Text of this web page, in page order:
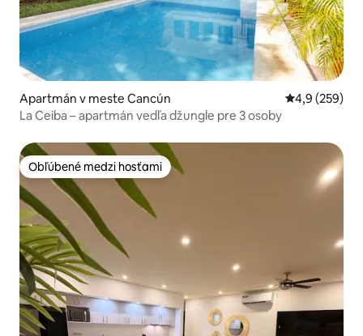
Apartmán v meste Cancún Priemerné
4,9 (259)
La Ceiba – apartmán vedľa džungle pre 3 osoby
Obľúbené medzi hosťami
Obľúbené medzi hosťami